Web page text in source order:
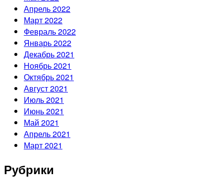
Апрель 2022
Март 2022
Февраль 2022
Январь 2022
Декабрь 2021
Ноябрь 2021
Октябрь 2021
Август 2021
Июль 2021
Июнь 2021
Май 2021
Апрель 2021
Март 2021
Рубрики